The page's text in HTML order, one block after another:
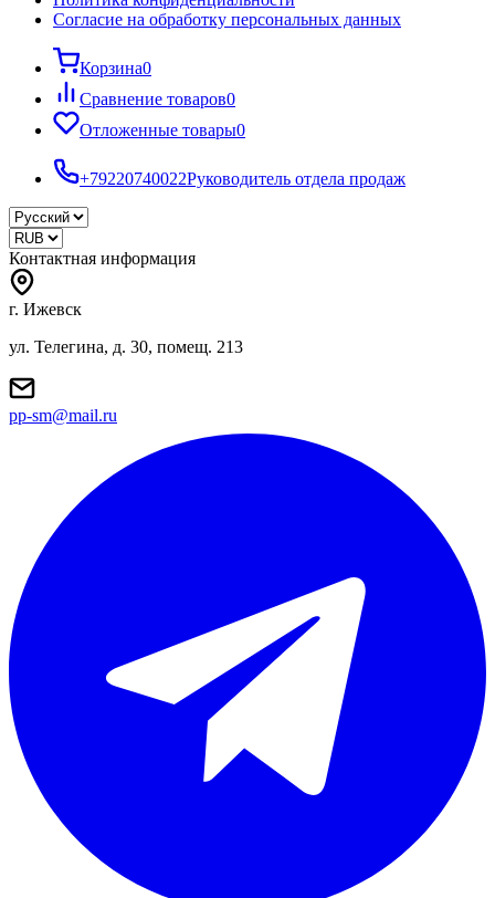
Согласие на обработку персональных данных
Корзина0
Сравнение товаров0
Отложенные товары0
+79220740022Руководитель отдела продаж
Контактная информация
г. Ижевск
ул. Телегина, д. 30, помещ. 213
pp-sm@mail.ru